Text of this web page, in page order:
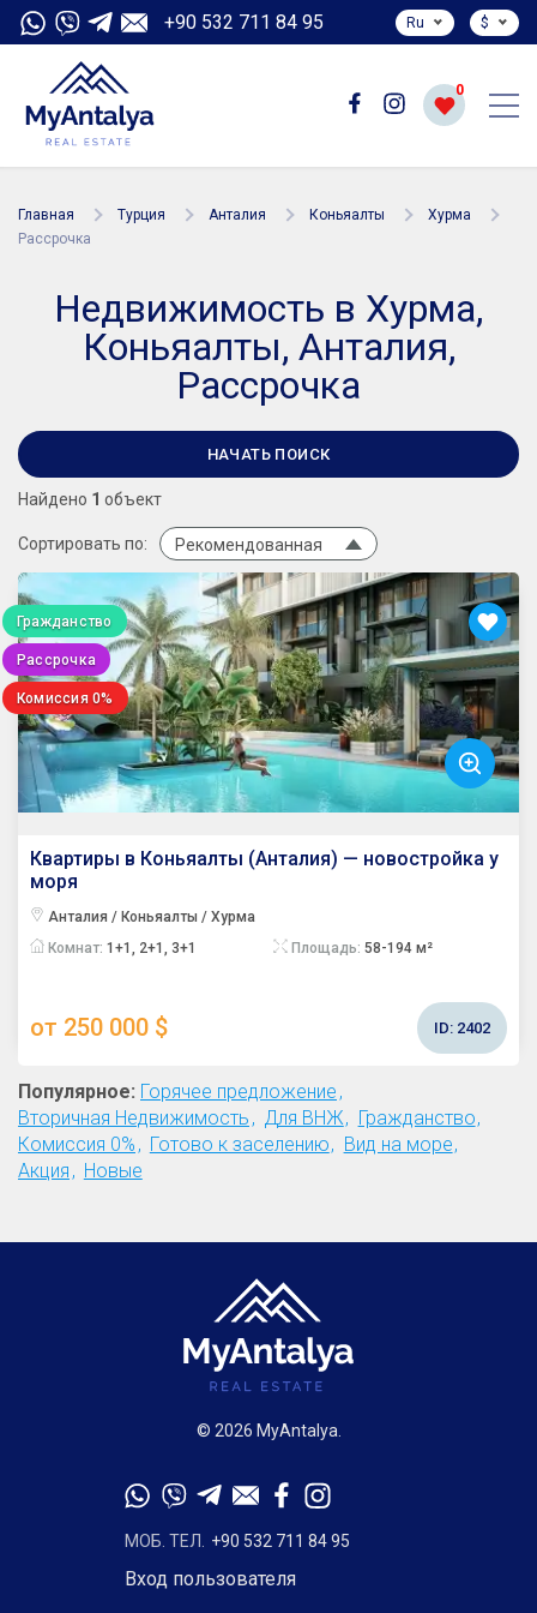
+90 532 711 84 95 Ru $
0
Главная Турция Анталия Коньяалты
Хурма
Рассрочка
Недвижимость в Хурма,
Коньяалты, Анталия,
Рассрочка
НАЧАТЬ ПОИСК
Найдено 1 объект
Сортировать по: Рекомендованная
Гражданство
Рассрочка
Комиссия 0%
Квартиры в Коньяалты (Анталия) — новостройка у
моря
Анталия / Коньяалты / Хурма
Комнат: 1+1, 2+1, 3+1 Площадь: 58-194 м²
от 250 000 $ ID: 2402
Популярное: Горячее предложение
Вторичная Недвижимость
Для ВНЖ
Гражданство
Комиссия 0%
Готово к заселению
Вид на море
Акция
Новые
© 2026 MyAntalya.
МОБ. ТЕЛ. +90 532 711 84 95
Вход пользователя